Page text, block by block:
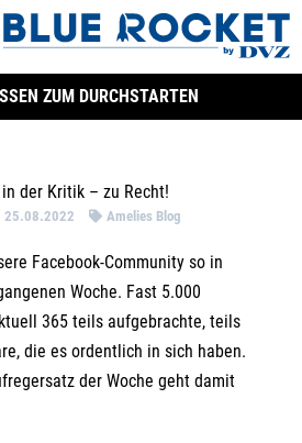
ZUM DURCHSTARTEN
der Kritik – zu Recht!
25.08.2022 Amelies Blog
Facebook-Community so in
Woche. Fast 5.000
365 teils aufgebrachte, teils
die es ordentlich in sich haben.
der Woche geht damit